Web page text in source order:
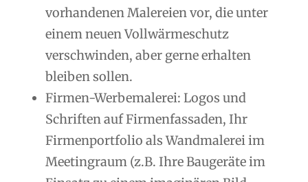
vorhandenen Malereien vor, die unter
einem neuen Vollwärmeschutz
verschwinden, aber gerne erhalten
bleiben sollen.
Firmen-Werbemalerei: Logos und
Schriften auf Firmenfassaden, Ihr
Firmenportfolio als Wandmalerei im
Meetingraum (z.B. Ihre Baugeräte im